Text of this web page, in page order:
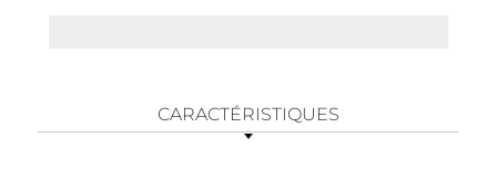
CARACTÉRISTIQUES